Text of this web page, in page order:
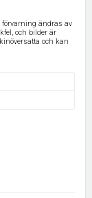
förvarning ändras av
och bilder är
och kan